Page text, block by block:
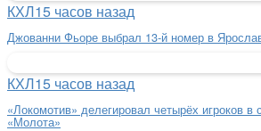
КХЛ15 часов назад
Джованни Фьоре выбрал 13-й номер в
КХЛ15 часов назад
«Локомотив» делегировал четырёх игроков в
«Молота»